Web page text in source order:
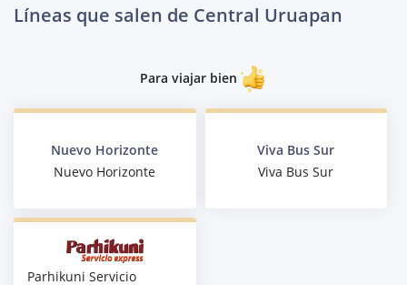
Líneas que salen de Central Uruapan
Para viajar bien
Nuevo Horizonte
Nuevo Horizonte
Viva Bus Sur
Viva Bus Sur
Parhikuni Servicio